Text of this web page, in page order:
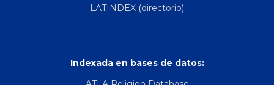
LATINDEX (directorio)
Indexada en bases de datos: